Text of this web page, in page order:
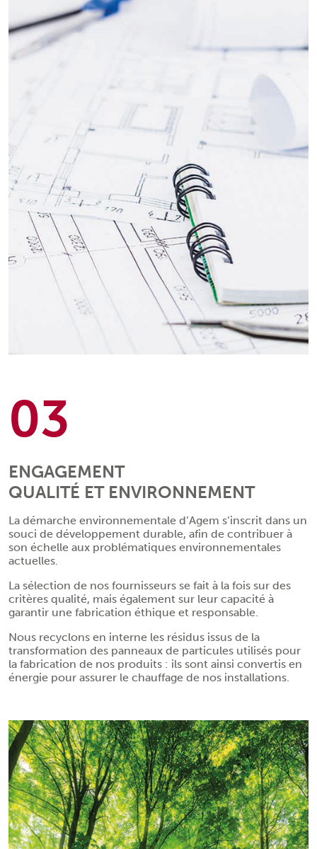
03
ENGAGEMENT
QUALITÉ ET ENVIRONNEMENT
La démarche environnementale d’Agem s’inscrit dans un
souci de développement durable, afin de contribuer à
son échelle aux problématiques environnementales
actuelles.
La sélection de nos fournisseurs se fait à la fois sur des
critères qualité, mais également sur leur capacité à
garantir une fabrication éthique et responsable.
Nous recyclons en interne les résidus issus de la
transformation des panneaux de particules utilisés pour
la fabrication de nos produits : ils sont ainsi convertis en
énergie pour assurer le chauffage de nos installations.